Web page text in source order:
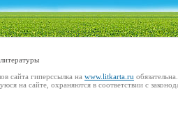
сайта гиперссылка на www.litkarta.ru обязательна.
на сайте, охраняются в соответствии с